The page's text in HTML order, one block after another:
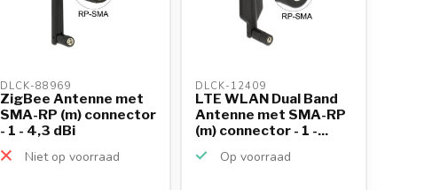
DLCK-88969
ZigBee Antenne met
SMA-RP (m) connector
- 1 - 4,3 dBi
Niet op voorraad
DLCK-12409
LTE WLAN Dual Band
Antenne met SMA-RP
(m) connector - 1 -...
Op voorraad